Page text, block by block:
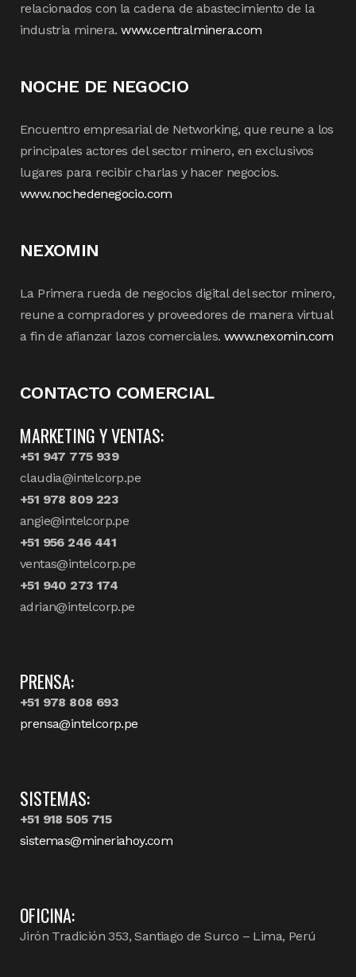
relacionados con la cadena de abastecimiento de la
industria minera.www.centralminera.com
NOCHE DE NEGOCIO
Encuentro empresarial de Networking, que reune a los
principales actores del sector minero, en exclusivos
lugares para recibir charlas y hacer negocios.
www.nochedenegocio.com
NEXOMIN
La Primera rueda de negocios digital del sector minero,
reune a compradores y proveedores de manera virtual
a fin de afianzar lazos comerciales. www.nexomin.com
CONTACTO COMERCIAL
MARKETING Y VENTAS:
+51 947 775 939
claudia@intelcorp.pe
+51 978 809 223
angie@intelcorp.pe
+51 956 246 441
ventas@intelcorp.pe
+51 940 273 174
adrian@intelcorp.pe
PRENSA:
+51 978 808 693
prensa@intelcorp.pe
SISTEMAS:
+51 918 505 715
sistemas@mineriahoy.com
OFICINA:
Jirón Tradición 353, Santiago de Surco – Lima, Perú